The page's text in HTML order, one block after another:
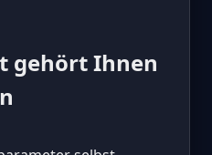
gehört Ihnen